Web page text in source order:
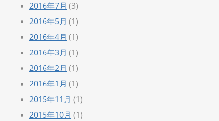
2016年7月 (3)
2016年5月 (1)
2016年4月 (1)
2016年3月 (1)
2016年2月 (1)
2016年1月 (1)
2015年11月 (1)
2015年10月 (1)